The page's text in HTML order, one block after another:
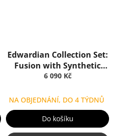
Edwardian Collection Set:
Fusion with Synthetic
Brush Ebony, Truefitt &
6 090 Kč
NA OBJEDNÁNÍ, DO 4 TÝDNŮ
Do košíku